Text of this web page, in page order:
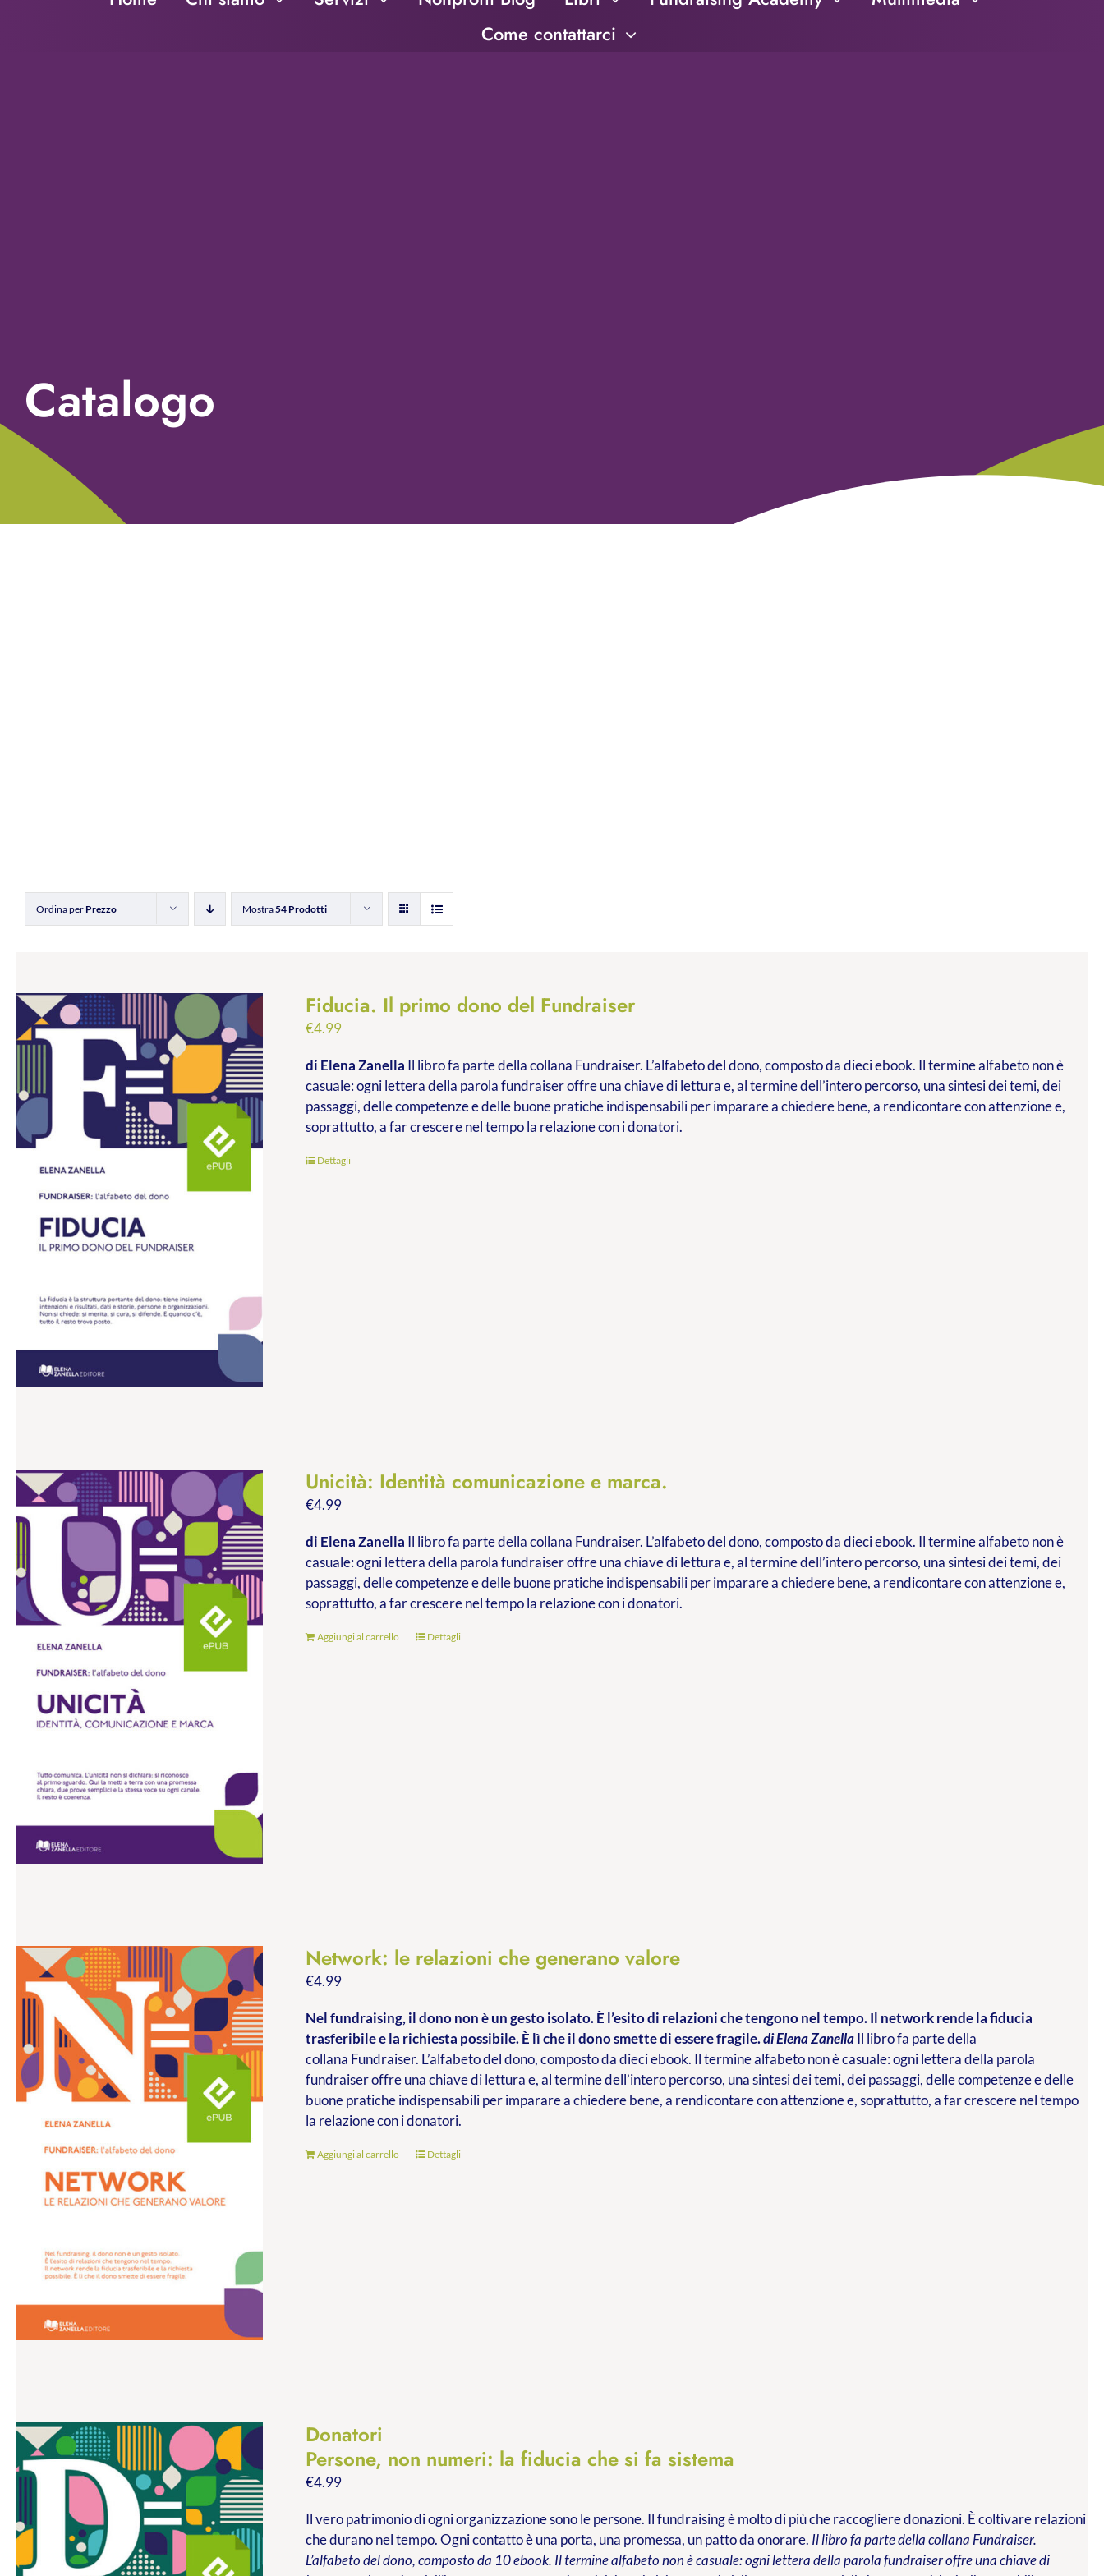
Come contattarci
Catalogo
Ordina per Prezzo Mostra54 Prodotti
Fiducia. Il primo dono del Fundraiser
€4.99
di Elena Zanella Il libro fa parte della collana Fundraiser. L’alfabeto del dono, composto da dieci ebook. Il termine alfabeto non è
casuale: ogni lettera della parola fundraiser offre una chiave di lettura e, al termine dell’intero percorso, una sintesi dei temi, dei
passaggi, delle competenze e delle buone pratiche indispensabili per imparare a chiedere bene, a rendicontare con attenzione e,
soprattutto, a far crescere nel tempo la relazione con i donatori.
Dettagli
Unicità: Identità comunicazione e marca.
€4.99
di Elena Zanella Il libro fa parte della collana Fundraiser. L’alfabeto del dono, composto da dieci ebook. Il termine alfabeto non è
casuale: ogni lettera della parola fundraiser offre una chiave di lettura e, al termine dell’intero percorso, una sintesi dei temi, dei
passaggi, delle competenze e delle buone pratiche indispensabili per imparare a chiedere bene, a rendicontare con attenzione e,
soprattutto, a far crescere nel tempo la relazione con i donatori.
Aggiungi al carrello Dettagli
Network: le relazioni che generano valore
€4.99
Nel fundraising, il dono non è un gesto isolato. È l’esito di relazioni che tengono nel tempo. Il network rende la fiducia
trasferibile e la richiesta possibile. È lì che il dono smette di essere fragile.di Elena ZanellaIl libro fa parte della
collana Fundraiser. L’alfabeto del dono, composto da dieci ebook. Il termine alfabeto non è casuale: ogni lettera della parola
fundraiser offre una chiave di lettura e, al termine dell’intero percorso, una sintesi dei temi, dei passaggi, delle competenze e delle
buone pratiche indispensabili per imparare a chiedere bene, a rendicontare con attenzione e, soprattutto, a far crescere nel tempo
la relazione con i donatori.
Aggiungi al carrello Dettagli
Donatori
Persone, non numeri: la fiducia che si fa sistema
€4.99
Il vero patrimonio di ogni organizzazione sono le persone. Il fundraising è molto di più che raccogliere donazioni. È coltivare relazioni
che durano nel tempo. Ogni contatto è una porta, una promessa, un patto da onorare. Il libro fa parte della collana Fundraiser.
L’alfabeto del dono, composto da 10 ebook. Il termine alfabeto non è casuale: ogni lettera della parola fundraiser offre una chiave di